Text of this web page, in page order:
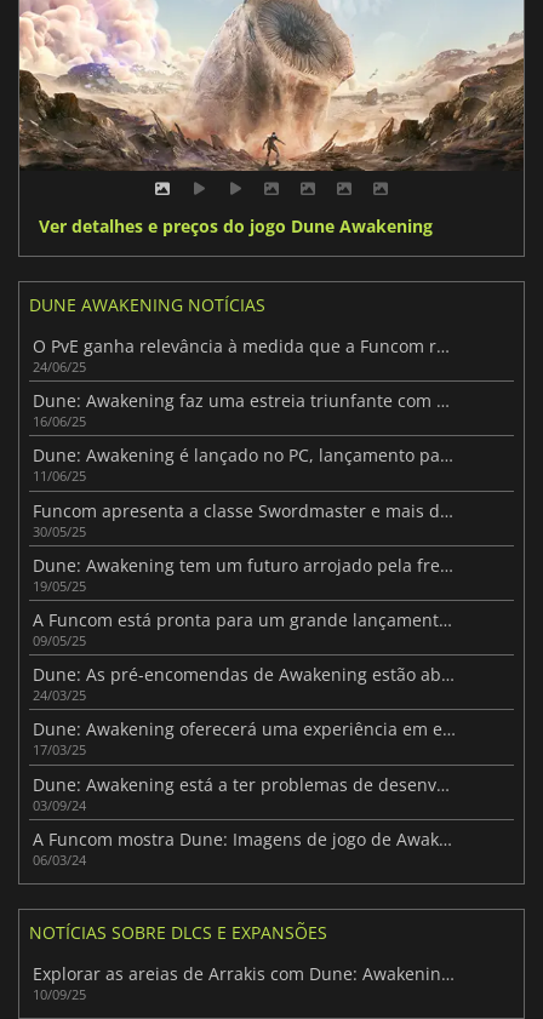
Ver detalhes e preços do jogo Dune Awakening
DUNE AWAKENING NOTÍCIAS
O PvE ganha relevância à medida que a Funcom reduz o PvP em Dune: Awakening
24/06/25
Dune: Awakening faz uma estreia triunfante com um grande número de jogadores
16/06/25
Dune: Awakening é lançado no PC, lançamento para consolas previsto para 2026
11/06/25
Funcom apresenta a classe Swordmaster e mais detalhes sobre Dune: Awakening
30/05/25
Dune: Awakening tem um futuro arrojado pela frente, mas não sem luta
19/05/25
A Funcom está pronta para um grande lançamento de Dune: Lançamento do Awakening
09/05/25
Dune: As pré-encomendas de Awakening estão abertas
24/03/25
Dune: Awakening oferecerá uma experiência em evolução
17/03/25
Dune: Awakening está a ter problemas de desenvolvimento
03/09/24
A Funcom mostra Dune: Imagens de jogo de Awakening
06/03/24
NOTÍCIAS SOBRE DLCS E EXPANSÕES
Explorar as areias de Arrakis com Dune: Awakening - Colheita Perdida
10/09/25